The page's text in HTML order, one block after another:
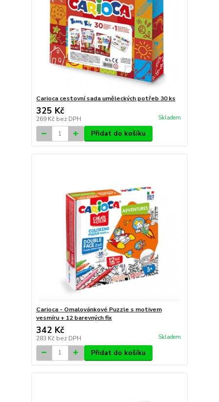
Carioca cestovní sada uměleckých potřeb 30 ks
325 Kč
269 Kč bez DPH Skladem
Přidat do košíku
Carioca - Omalovánkové Puzzle s motivem
vesmíru + 12 barevných fix
342 Kč
283 Kč bez DPH Skladem
Přidat do košíku